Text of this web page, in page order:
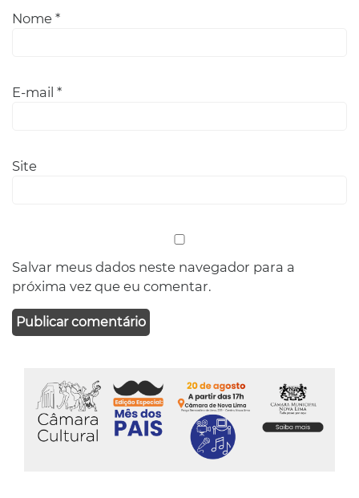
Nome *
E-mail *
Site
Salvar meus dados neste navegador para a
próxima vez que eu comentar.